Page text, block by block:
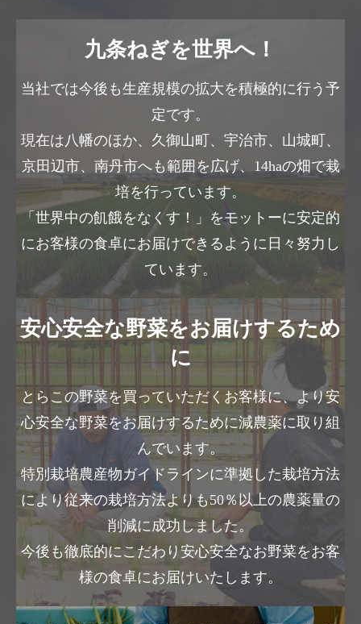
九条ねぎを世界へ！
当社では今後も生産規模の拡大を積極的に行う予
定です。
現在は八幡のほか、久御山町、宇治市、山城町、
京田辺市、南丹市へも範囲を広げ、14haの畑で栽
培を行っています。
「世界中の飢餓をなくす！」をモットーに安定的
にお客様の食卓にお届けできるように日々努力し
ています。
安心安全な野菜をお届けするため
に
とらこの野菜を買っていただくお客様に、より安
心安全な野菜をお届けするために減農薬に取り組
んでいます。
特別栽培農産物ガイドラインに準拠した栽培方法
により従来の栽培方法よりも50％以上の農薬量の
削減に成功しました。
今後も徹底的にこだわり安心安全なお野菜をお客
様の食卓にお届けいたします。